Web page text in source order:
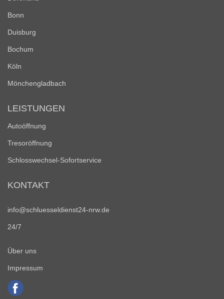
Bonn
Duisburg
Bochum
Köln
Mönchengladbach
LEISTUNGEN
Autoöffnung
Tresoröffnung
Schlosswechsel-Sofortservice
KONTAKT
info@schluesseldienst24-nrw.de
24/7
Über uns
Impressum